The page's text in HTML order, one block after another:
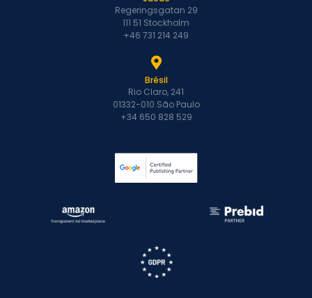
Regeringsgatan 29
111 51 Stockholm
+46 731 214 249
Brésil
Rio Claro, 241
01332-010 São Paulo
+34 650 828 529